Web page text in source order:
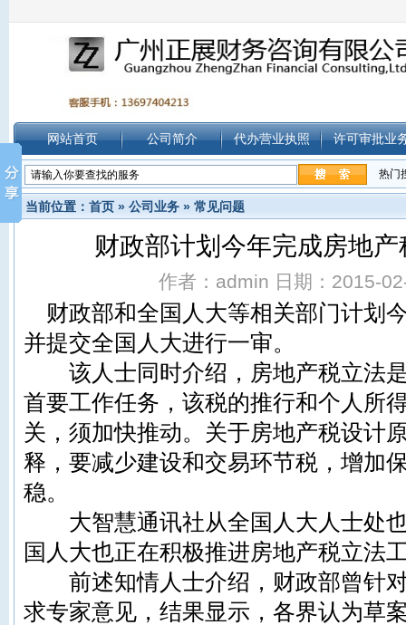
网站首页 公司简介 代办营业执照 许可审批业
热门
当前位置： 首页 » 公司业务 » 常见问题
财政部计划今年完成房地
作者：admin 日期：2015-
财政部和全国人大等相关部门计划
并提交全国人大进行一审。
该人士同时介绍，房地产税立法是
首要工作任务，该税的推行和个人所
关，须加快推动。关于房地产税设计
释，要减少建设和交易环节税，增加
稳。
大智慧通讯社从全国人大人士处也
国人大也正在积极推进房地产税立法
前述知情人士介绍，财政部曾针对
求专家意见，结果显示，各界认为草